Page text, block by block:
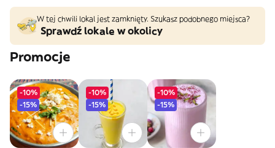
W tej chwili lokal jest zamknięty. Szukasz podobnego miejsca?
Sprawdź lokale w okolicy
Promocje
-10%
-15%
-10%
-15%
-10%
-15%